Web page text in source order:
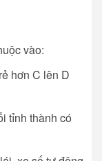
vào:
hơn C lên D
tỉnh thành có